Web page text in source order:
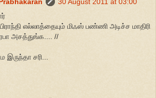
எல்லாத்தையும் மிஃஸ் பண்ணி அடிச்ச மாதிரி
அசத்துங்க.... //
இருந்தா சரி...